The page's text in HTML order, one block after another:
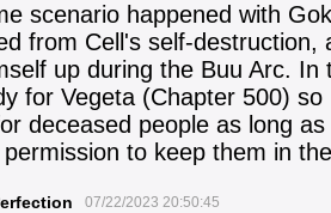
scenario happened with
from Cell's self-destruction,
up during the Buu Arc.
for Vegeta (Chapter 500)
deceased people as long
to keep them in
07/22/2023 20:50:45